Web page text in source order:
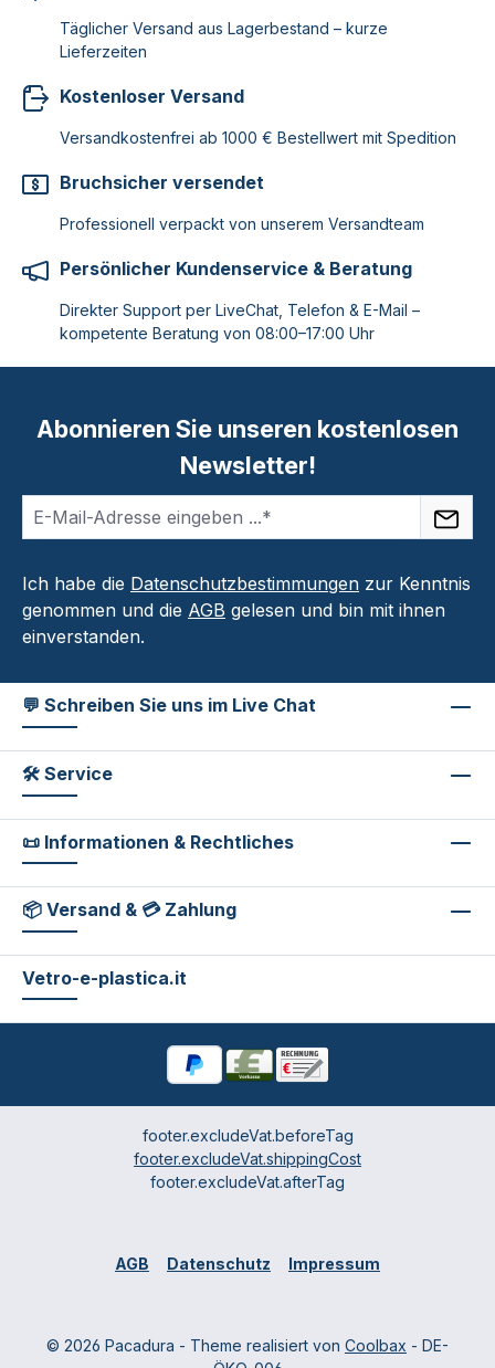
Täglicher Versand aus Lagerbestand – kurze
Lieferzeiten
Kostenloser Versand
Versandkostenfrei ab 1000 € Bestellwert mit Spedition
Bruchsicher versendet
Professionell verpackt von unserem Versandteam
Persönlicher Kundenservice & Beratung
Direkter Support per LiveChat, Telefon & E-Mail –
kompetente Beratung von 08:00–17:00 Uhr
Abonnieren Sie unseren kostenlosen
Newsletter!
Ich habe die Datenschutzbestimmungen zur Kenntnis
genommen und die AGB gelesen und bin mit ihnen
einverstanden.
💬 Schreiben Sie uns im Live Chat
🛠 Service
📜 Informationen & Rechtliches
📦 Versand & 💳 Zahlung
Vetro-e-plastica.it
footer.excludeVat.beforeTag
footer.excludeVat.shippingCost
footer.excludeVat.afterTag
AGB Datenschutz Impressum
© 2026 Pacadura - Theme realisiert von Coolbax - DE-